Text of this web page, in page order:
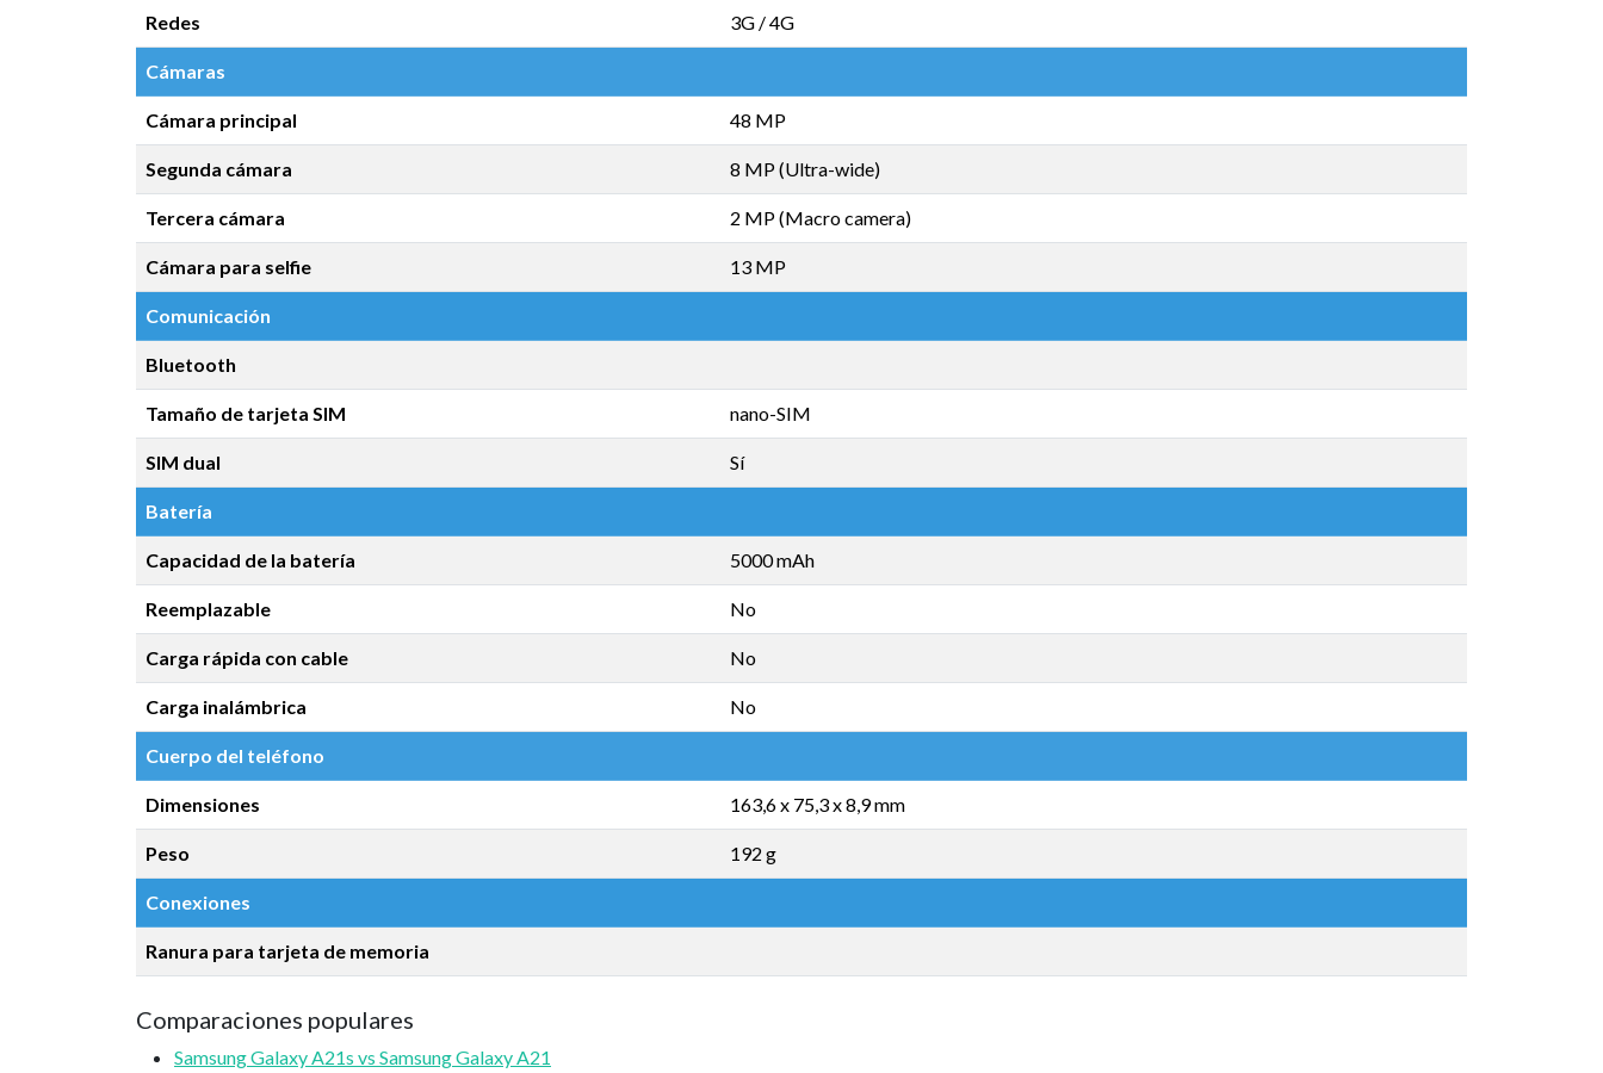
Redes 3G / 4G
Cámaras
Cámara principal 48 MP
Segunda cámara 8 MP (Ultra-wide)
Tercera cámara 2 MP (Macro camera)
Cámara para selfie 13 MP
Comunicación
Bluetooth
Tamaño de tarjeta SIM nano-SIM
SIM dual Sí
Batería
Capacidad de la batería 5000 mAh
Reemplazable No
Carga rápida con cable No
Carga inalámbrica No
Cuerpo del teléfono
Dimensiones 163,6 x 75,3 x 8,9 mm
Peso 192 g
Conexiones
Ranura para tarjeta de memoria
Comparaciones populares
Samsung Galaxy A21s vs Samsung Galaxy A21